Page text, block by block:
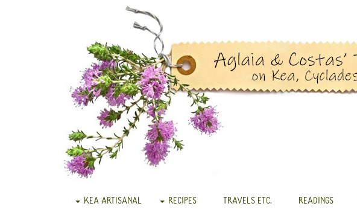
KEA ARTISANAL RECIPES TRAVELS ETC. READINGS